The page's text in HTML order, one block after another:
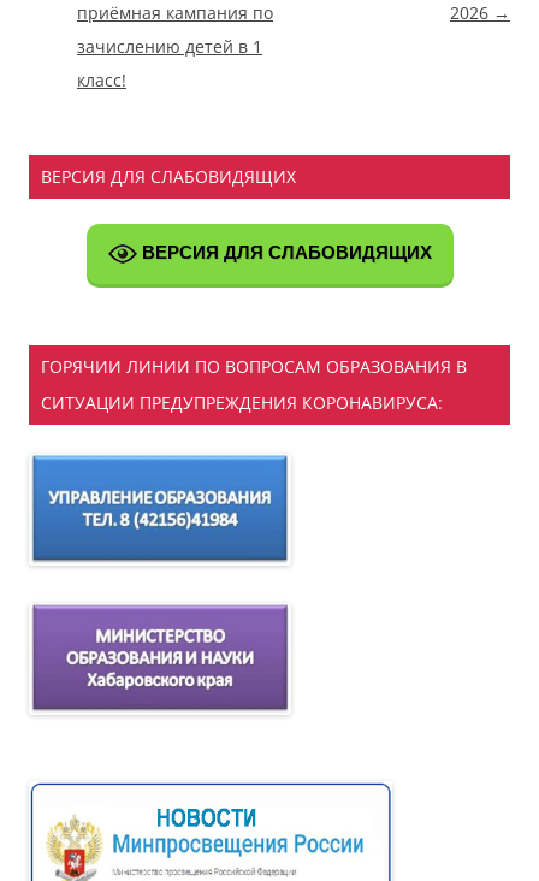
по
записям
приёмная кампания по
зачислению детей в 1
класс!
2026 →
ВЕРСИЯ ДЛЯ СЛАБОВИДЯЩИХ
ВЕРСИЯ ДЛЯ СЛАБОВИДЯЩИХ
ГОРЯЧИИ ЛИНИИ ПО ВОПРОСАМ ОБРАЗОВАНИЯ В
СИТУАЦИИ ПРЕДУПРЕЖДЕНИЯ КОРОНАВИРУСА: